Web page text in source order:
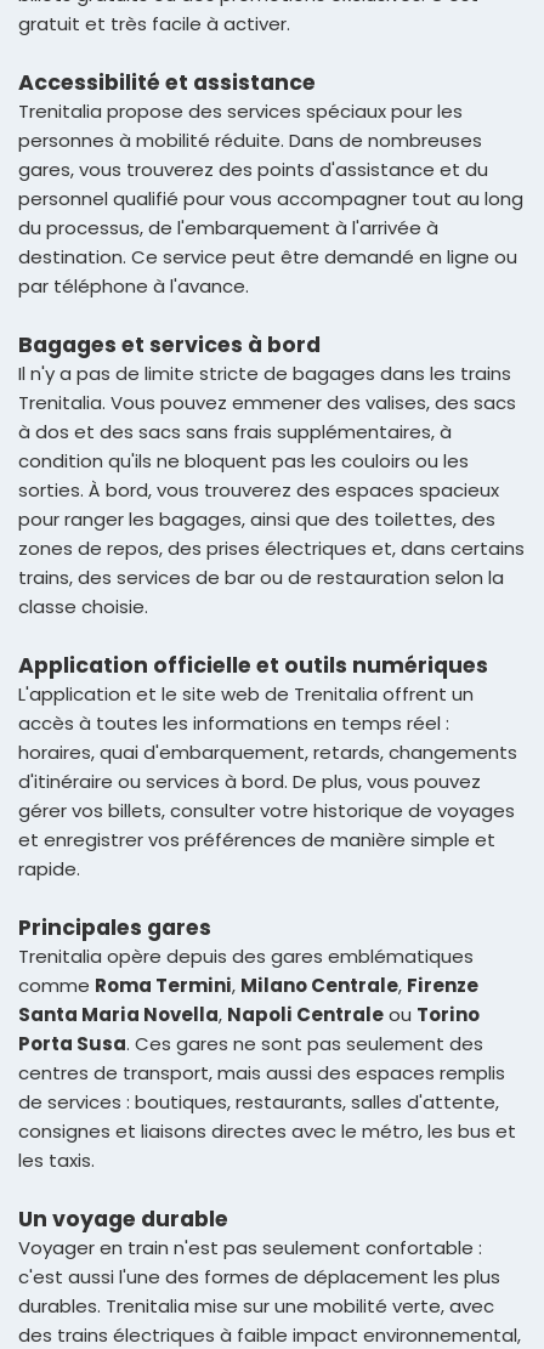
gratuit et très facile à activer.
Accessibilité et assistance
Trenitalia propose des services spéciaux pour les
personnes à mobilité réduite. Dans de nombreuses
gares, vous trouverez des points d'assistance et du
personnel qualifié pour vous accompagner tout au long
du processus, de l'embarquement à l'arrivée à
destination. Ce service peut être demandé en ligne ou
par téléphone à l'avance.
Bagages et services à bord
Il n'y a pas de limite stricte de bagages dans les trains
Trenitalia. Vous pouvez emmener des valises, des sacs
à dos et des sacs sans frais supplémentaires, à
condition qu'ils ne bloquent pas les couloirs ou les
sorties. À bord, vous trouverez des espaces spacieux
pour ranger les bagages, ainsi que des toilettes, des
zones de repos, des prises électriques et, dans certains
trains, des services de bar ou de restauration selon la
classe choisie.
Application officielle et outils numériques
L'application et le site web de Trenitalia offrent un
accès à toutes les informations en temps réel :
horaires, quai d'embarquement, retards, changements
d'itinéraire ou services à bord. De plus, vous pouvez
gérer vos billets, consulter votre historique de voyages
et enregistrer vos préférences de manière simple et
rapide.
Principales gares
Trenitalia opère depuis des gares emblématiques
comme Roma Termini, Milano Centrale, Firenze
Santa Maria Novella, Napoli Centraleou Torino
Porta Susa. Ces gares ne sont pas seulement des
centres de transport, mais aussi des espaces remplis
de services : boutiques, restaurants, salles d'attente,
consignes et liaisons directes avec le métro, les bus et
les taxis.
Un voyage durable
Voyager en train n'est pas seulement confortable :
c'est aussi l'une des formes de déplacement les plus
durables. Trenitalia mise sur une mobilité verte, avec
des trains électriques à faible impact environnemental,